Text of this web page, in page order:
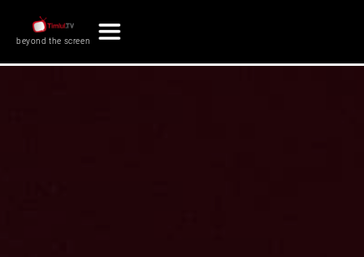
beyond the screen